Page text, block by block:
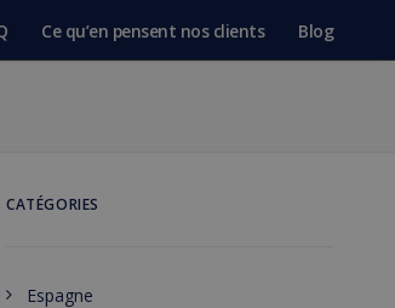
Ce qu’en pensent nos clients Blog
CATÉGORIES
Espagne